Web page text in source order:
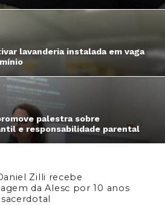
lavanderia instalada em vaga
palestra sobre
e responsabilidade parental
Zilli recebe
da Alesc por 10 anos